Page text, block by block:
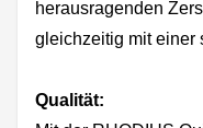
herausragenden
gleichzeitig mit einer
Qualität: